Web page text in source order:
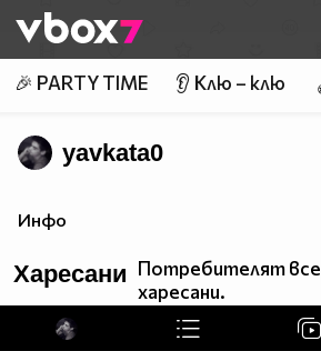
👾
🎉 PARTY TIME 👂 Клю – клю
yavkata0
Инфо
Харесани Потребителят
харесани.